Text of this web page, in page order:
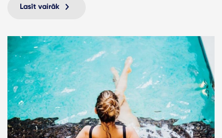
Lasīt vairāk